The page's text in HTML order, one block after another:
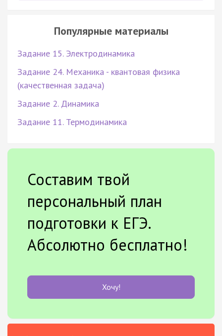
Популярные материалы
Задание 15. Электродинамика
Задание 24. Механика - квантовая физика
(качественная задача)
Задание 2. Динамика
Задание 11. Термодинамика
Составим твой
персональный план
подготовки к ЕГЭ.
Абсолютно бесплатно!
Хочу!